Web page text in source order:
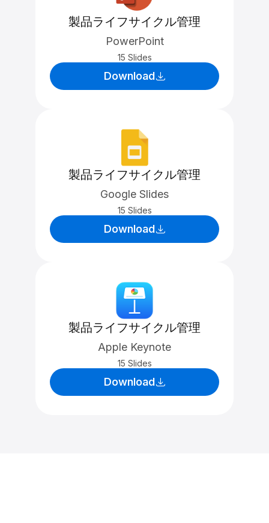
製品ライフサイクル管理
PowerPoint
15 Slides
Download
製品ライフサイクル管理
Google Slides
15 Slides
Download
製品ライフサイクル管理
Apple Keynote
15 Slides
Download